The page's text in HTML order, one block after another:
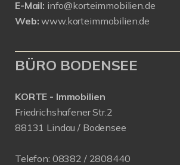
E-Mail: info@korteimmobilien.de
Web: www.korteimmobilien.de
BÜRO BODENSEE
KORTE - Immobilien
Friedrichshafener Str.2
88131 Lindau / Bodensee
Telefon: 08382 / 2808440